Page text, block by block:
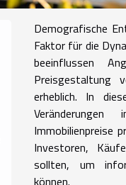
Demografische
Faktor für die
beeinflussen
Preisgestaltung
erheblich. In
Immobilienpreise
Investoren,
sollten, um